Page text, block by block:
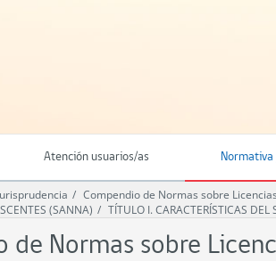
Atención usuarios/as
Compendio de Normas sobre
(SANNA)
TÍTULO I. CARACTERÍSTICAS DEL
de Normas sobre